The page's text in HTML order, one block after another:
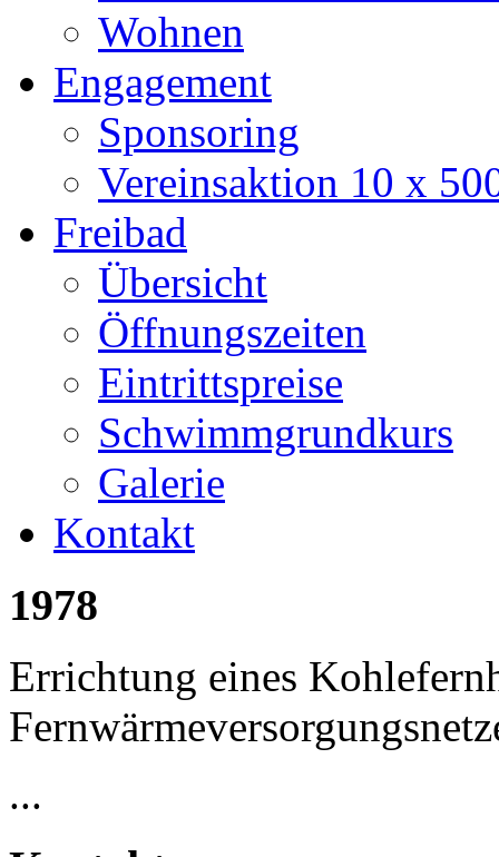
Wohnen
Engagement
Sponsoring
Vereinsaktion 10 x
Freibad
Übersicht
Öffnungszeiten
Eintrittspreise
Schwimmgrundkurs
Galerie
Kontakt
1978
Errichtung eines
...